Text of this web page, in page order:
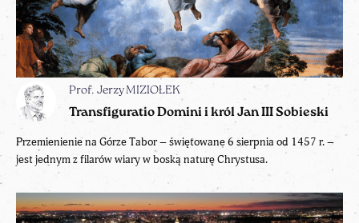
Prof. Jerzy MIZIOŁEK
Transfiguratio Domini i król Jan III Sobieski
Przemienienie na Górze Tabor – świętowane 6 sierpnia od 1457 r. –
jest jednym z filarów wiary w boską naturę Chrystusa.